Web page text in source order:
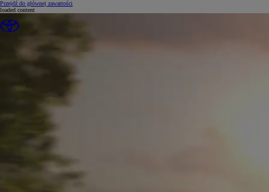
Przejdź do głównej zawartości
loaded content